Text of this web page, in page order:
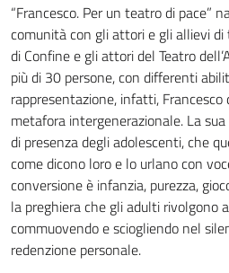
“Francesco. Per un teatro di pace”
comunità con gli attori e gli allievi
di Confine e gli attori del Teatro
più di 30 persone, con differenti
rappresentazione, infatti, Francesco
metafora intergenerazionale. La
di presenza degli adolescenti, che
come dicono loro e lo urlano con
conversione è infanzia, purezza,
la preghiera che gli adulti rivolgono
commuovendo e sciogliendo nel
redenzione personale.